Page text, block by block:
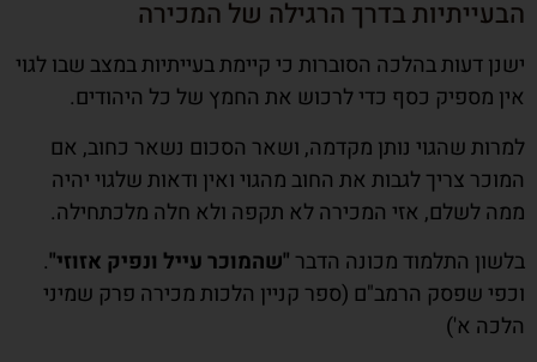
הבעייתיות בדרך הרגילה של המכירה
ישנן דעות בהלכה הסוברות כי קיימת בעייתיות במצב שבו לגוי
אין מספיק כסף כדי לרכוש את החמץ של כל היהודים.
למרות שהגוי נותן מקדמה, ושאר הסכום נשאר כחוב, אם
המוכר צריך לגבות את החוב מהגוי ואין ודאות שלגוי יהיה
ממה לשלם, אזי המכירה לא תקפה ולא חלה מלכתחילה.
בלשון התלמוד מכונה הדבר "שהמוכר עייל ונפיק אזוזי".
וכפי שפסק הרמב"ם (ספר קניין הלכות מכירה פרק שמיני
הלכה א')